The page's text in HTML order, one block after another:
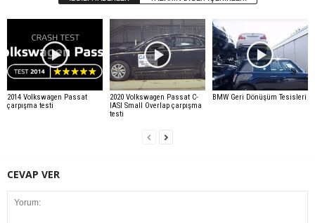
2014 Volkswagen Passat
çarpışma testi
2020 Volkswagen Passat C-
IASI Small Overlap çarpışma
testi
BMW Geri Dönüşüm Tesisleri
CEVAP VER